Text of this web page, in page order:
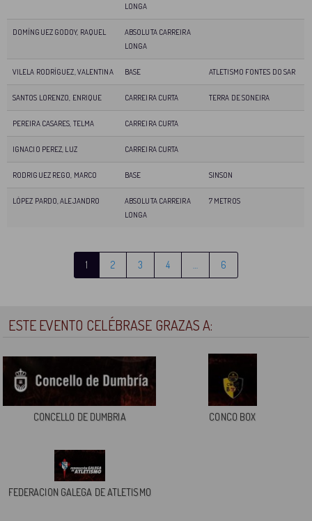
LONGA
DOMÍNGUEZ GODOY, RAQUEL
ABSOLUTA CARREIRA
LONGA
VILELA RODRÍGUEZ, VALENTINA BASE ATLETISMO FONTES DO SAR
SANTOS LORENZO, ENRIQUE CARREIRA CURTA TERRA DE SONEIRA
PEREIRA CASARES, TELMA CARREIRA CURTA
IGNACIO PEREZ, LUZ CARREIRA CURTA
RODRIGUEZ REGO, MARCO BASE SINSON
LÓPEZ PARDO, ALEJANDRO
ABSOLUTA CARREIRA
LONGA
7 METROS
1 2 3 4 6
ESTE EVENTO CELÉBRASE GRAZAS A:
CONCELLO DE DUMBRIA CONCO BOX
FEDERACION GALEGA DE ATLETISMO